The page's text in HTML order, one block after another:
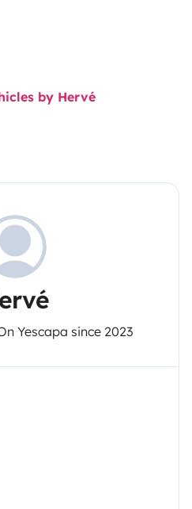
by Hervé
Yescapa since 2023